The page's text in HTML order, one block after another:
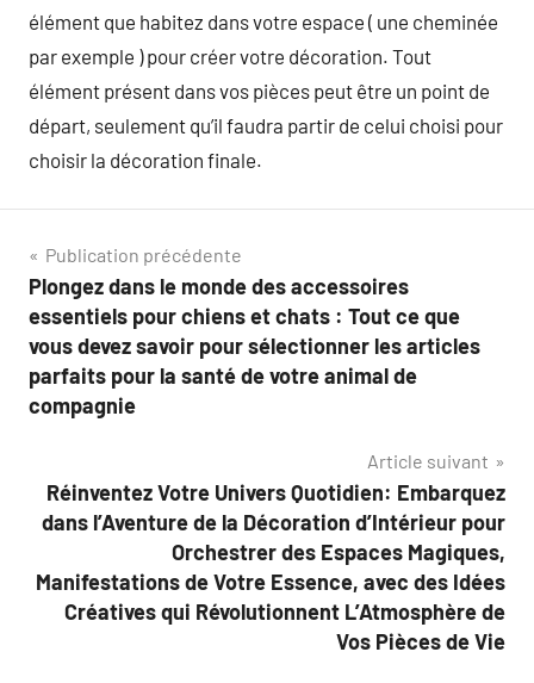
élément que habitez dans votre espace ( une cheminée
par exemple ) pour créer votre décoration. Tout
élément présent dans vos pièces peut être un point de
départ, seulement qu’il faudra partir de celui choisi pour
choisir la décoration finale.
Navigation
de
l’article
Publication précédente
Plongez dans le monde des accessoires
essentiels pour chiens et chats : Tout ce que
vous devez savoir pour sélectionner les articles
parfaits pour la santé de votre animal de
compagnie
Article suivant
Réinventez Votre Univers Quotidien: Embarquez
dans l’Aventure de la Décoration d’Intérieur pour
Orchestrer des Espaces Magiques,
Manifestations de Votre Essence, avec des Idées
Créatives qui Révolutionnent L’Atmosphère de
Vos Pièces de Vie